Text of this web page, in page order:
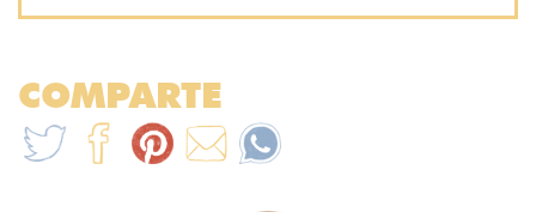
COMPARTE